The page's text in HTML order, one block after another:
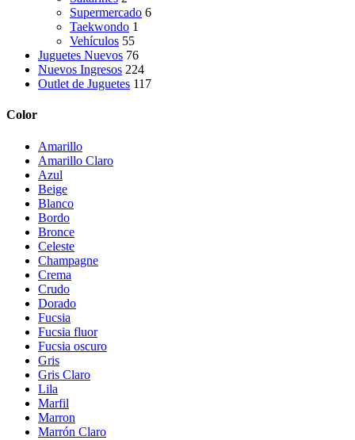
Supermercado 6
Taekwondo 1
Vehículos 55
Juguetes Nuevos 76
Nuevos Ingresos 224
Outlet de Juguetes 117
Color
Amarillo
Amarillo Claro
Azul
Beige
Blanco
Bordo
Bronce
Celeste
Champagne
Crema
Crudo
Dorado
Fucsia
Fucsia fluor
Fucsia oscuro
Gris
Gris Claro
Lila
Marfil
Marron
Marrón Claro